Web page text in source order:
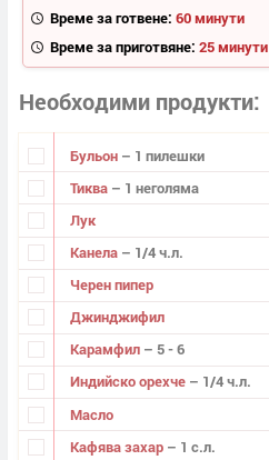
Време за готвене: 60 минути
Време за приготвяне: 25 минути
Необходими продукти
Бульон – 1 пилешки
Тиква – 1 неголяма
Лук
Канела – 1/4 ч.л.
Черен пипер
Джинджифил
Карамфил – 5 - 6
Индийско орехче – 1/4 ч.л.
Масло
Кафява захар – 1 с.л.